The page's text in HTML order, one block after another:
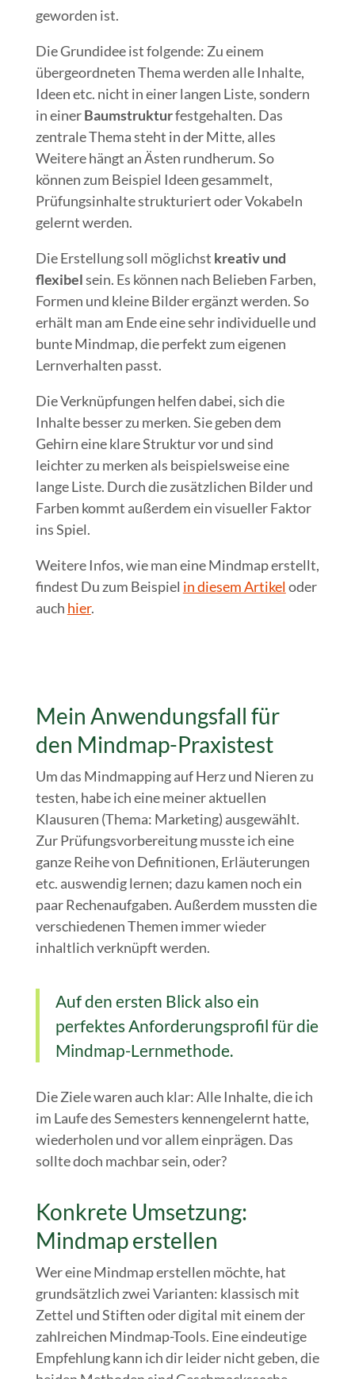
geworden ist.
Die Grundidee ist folgende: Zu einem
übergeordneten Thema werden alle Inhalte,
Ideen etc. nicht in einer langen Liste, sondern
in einerBaumstrukturfestgehalten. Das
zentrale Thema steht in der Mitte, alles
Weitere hängt an Ästen rundherum. So
können zum Beispiel Ideen gesammelt,
Prüfungsinhalte strukturiert oder Vokabeln
gelernt werden.
Die Erstellung soll möglichst kreativ und
flexibelsein. Es können nach Belieben Farben,
Formen und kleine Bilder ergänzt werden. So
erhält man am Ende eine sehr individuelle und
bunte Mindmap, die perfekt zum eigenen
Lernverhalten passt.
Die Verknüpfungen helfen dabei, sich die
Inhalte besser zu merken. Sie geben dem
Gehirn eine klare Struktur vor und sind
leichter zu merken als beispielsweise eine
lange Liste. Durch die zusätzlichen Bilder und
Farben kommt außerdem ein visueller Faktor
ins Spiel.
Weitere Infos, wie man eine Mindmap erstellt,
findest Du zum Beispiel in diesem Artikeloder
auch hier.
Mein Anwendungsfall für
den Mindmap-Praxistest
Um das Mindmapping auf Herz und Nieren zu
testen, habe ich eine meiner aktuellen
Klausuren (Thema: Marketing) ausgewählt.
Zur Prüfungsvorbereitung musste ich eine
ganze Reihe von Definitionen, Erläuterungen
etc. auswendig lernen; dazu kamen noch ein
paar Rechenaufgaben. Außerdem mussten die
verschiedenen Themen immer wieder
inhaltlich verknüpft werden.
Auf den ersten Blick also ein
perfektes Anforderungsprofil für die
Mindmap-Lernmethode.
Die Ziele waren auch klar: Alle Inhalte, die ich
im Laufe des Semesters kennengelernt hatte,
wiederholen und vor allem einprägen. Das
sollte doch machbar sein, oder?
Konkrete Umsetzung:
Mindmap erstellen
Wer eine Mindmap erstellen möchte, hat
grundsätzlich zwei Varianten: klassisch mit
Zettel und Stiften oder digital mit einem der
zahlreichen Mindmap-Tools. Eine eindeutige
Empfehlung kann ich dir leider nicht geben, die